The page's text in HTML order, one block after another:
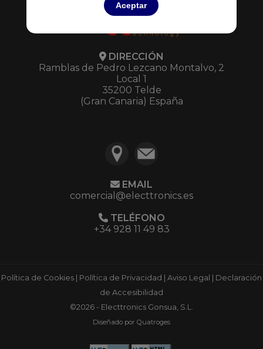
Aceptar
DIRECCIÓN
Ramblas de Pedro Lezcano Montalvo, 2
Local 1
35200 Telde
(Gran Canaria) España
EMAIL
comercial@electtronics.es
TELÉFONO
+34 928 11 49 83
Política de Cookies Política de Privacidad Aviso Legal
Declaración
de Accesibilidad
©2026 - Electtronics Gonsua, S.L.
Diseñado por Quatroges